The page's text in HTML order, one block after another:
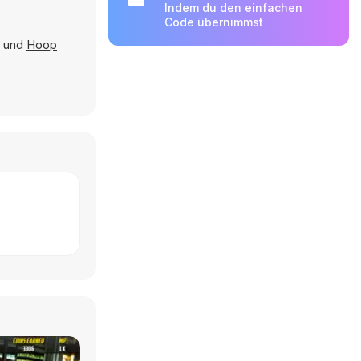
und Hoop
Indem du den einfachen
Code übernimmst